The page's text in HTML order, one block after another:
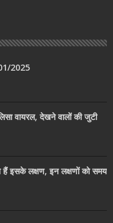
2025
वायरल, देखने वालों की जुटी
हैं इसके लक्षण, इन लक्षणों को समय